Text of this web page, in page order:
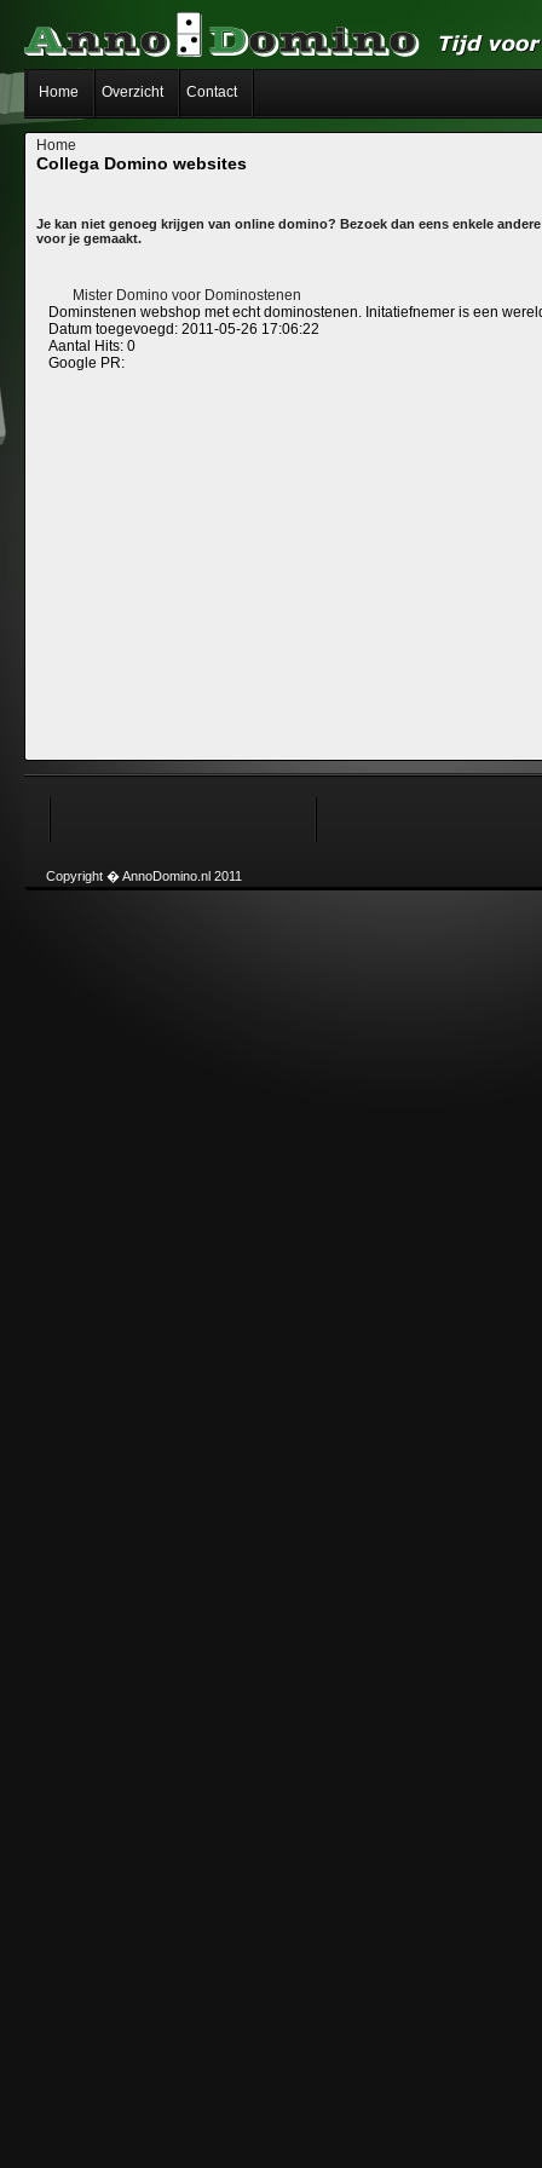
Home Overzicht Contact
Home
Collega Domino websites
Je kan niet genoeg krijgen van online domino? Bezoek dan eens enkele
voor je gemaakt.
Mister Domino voor Dominostenen
Dominstenen webshop met echt dominostenen. Initatiefnemer is een
Datum toegevoegd: 2011-05-26 17:06:22
Aantal Hits: 0
Google PR:
Copyright � AnnoDomino.nl 2011